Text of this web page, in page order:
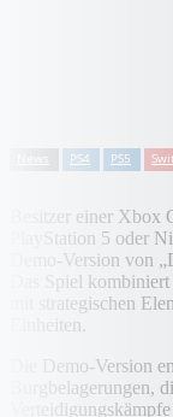
PS4 PS5
Besitzer einer
PlayStation 5 oder
Demo-Version von
Das Spiel
mit strategischen
Einheiten.
Die Demo-Version
Burgbelagerungen,